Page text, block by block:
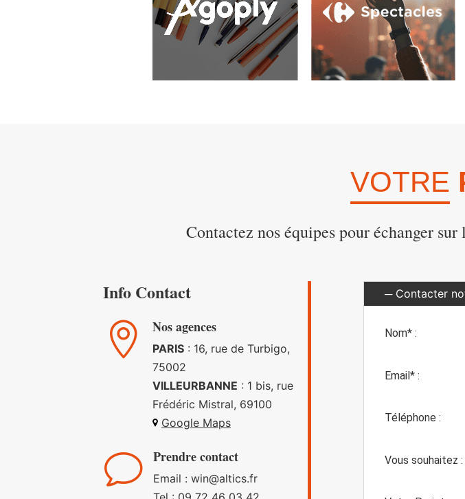
VOTRE
Contactez nos équipes pour échanger
Info Contact
 Nos agences
PARIS: 16, rue de Turbigo,
75002
VILLEURBANNE : 1 bis, rue
Frédéric Mistral, 69100
Google Maps
v Prendre contact
Email : win@altics.fr
Contacter
Nom* :
Email* :
Téléphone :
Vous souhaitez :